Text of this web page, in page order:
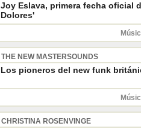
Joy Eslava, primera fecha oficial
Dolores'
THE NEW MASTERSOUNDS
Los pioneros del new funk
CHRISTINA ROSENVINGE